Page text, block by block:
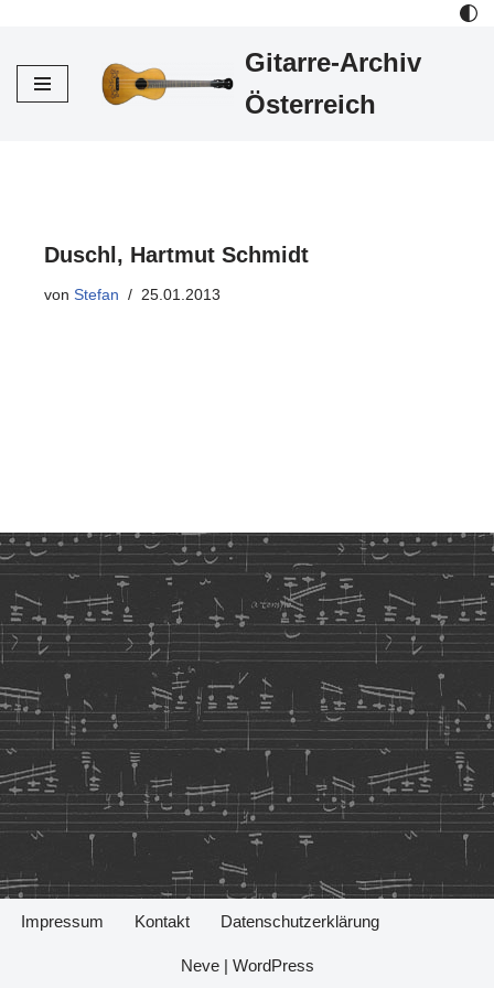
Inhalt
Gitarre-Archiv
Österreich
Duschl, Hartmut Schmidt
von Stefan 25.01.2013
Impressum Kontakt Datenschutzerklärung
Neve| WordPress